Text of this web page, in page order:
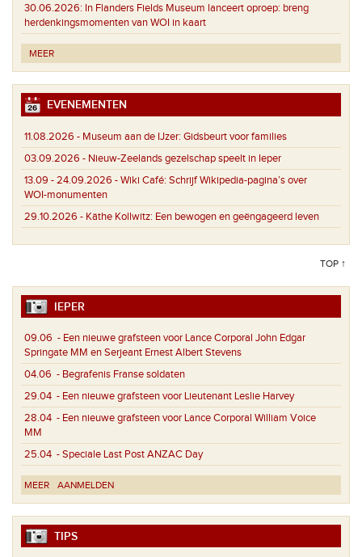
30.06.2026: In Flanders Fields Museum lanceert oproep: breng
herdenkingsmomenten van WOI in kaart
MEER
EVENEMENTEN
11.08.2026 - Museum aan de IJzer: Gidsbeurt voor families
03.09.2026 - Nieuw-Zeelands gezelschap speelt in Ieper
13.09 - 24.09.2026 -Wiki Café: Schrijf Wikipedia-pagina’s over
WOI-monumenten
29.10.2026 - Käthe Kollwitz: Een bewogen en geëngageerd leven
TOP ↑
IEPER
09.06 - Een nieuwe grafsteen voor Lance Corporal John Edgar
Springate MM en Serjeant Ernest Albert Stevens
04.06 - Begrafenis Franse soldaten
29.04 - Een nieuwe grafsteen voor Lieutenant Leslie Harvey
28.04 - Een nieuwe grafsteen voor Lance Corporal William Voice
MM
25.04 - Speciale Last Post ANZAC Day
MEER AANMELDEN
TIPS